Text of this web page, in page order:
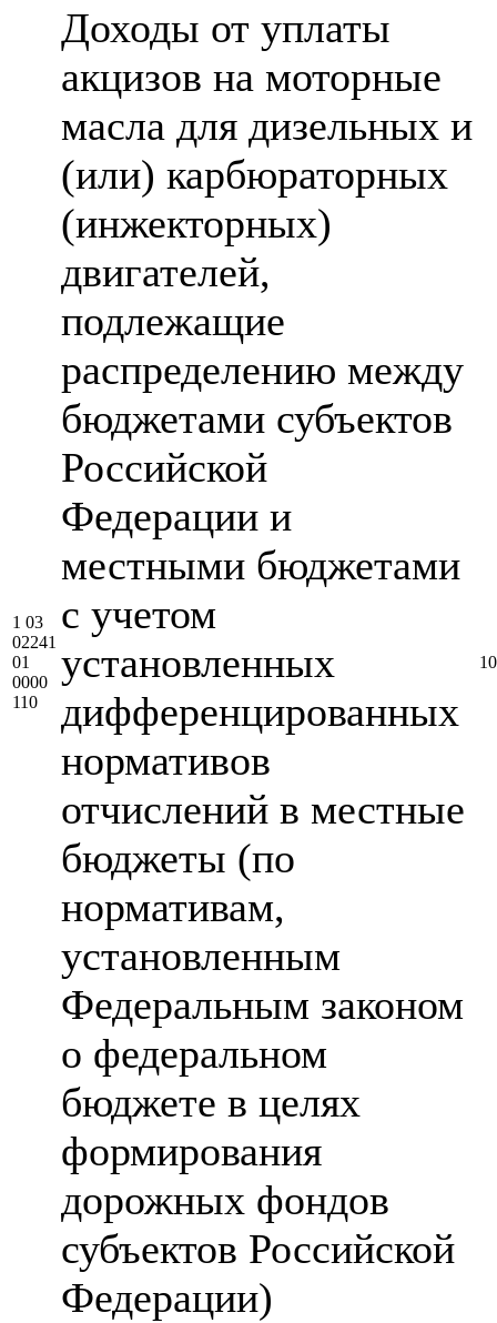
1 03
02241
01
0000
110
Доходы от уплаты
акцизов на моторные
масла для дизельных и
(или) карбюраторных
(инжекторных)
двигателей,
подлежащие
распределению между
бюджетами субъектов
Российской
Федерации и
местными бюджетами
с учетом
установленных
дифференцированных
нормативов
отчислений в местные
бюджеты (по
нормативам,
установленным
Федеральным законом
о федеральном
бюджете в целях
формирования
дорожных фондов
субъектов Российской
Федерации)